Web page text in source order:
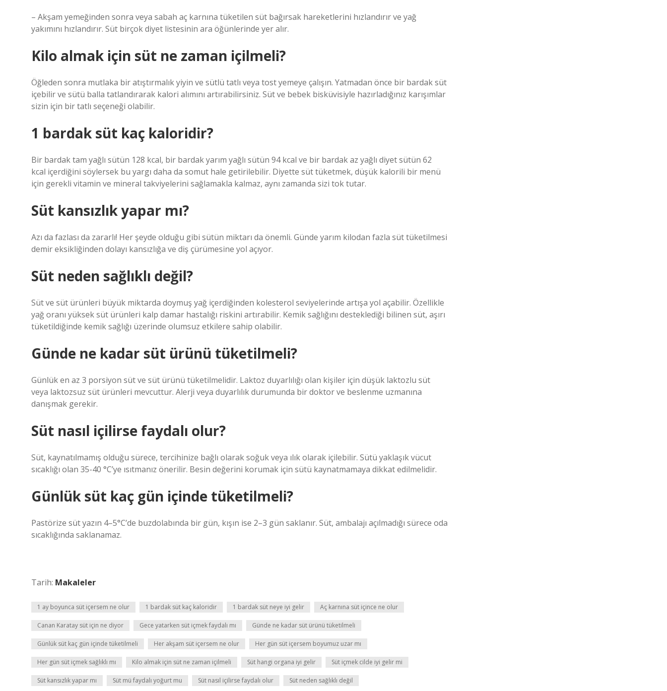
– Akşam yemeğinden sonra veya sabah aç karnına tüketilen süt bağırsak hareketlerini hızlandırır ve yağ
yakımını hızlandırır. Süt birçok diyet listesinin ara öğünlerinde yer alır.
Kilo almak için süt ne zaman içilmeli?
Öğleden sonra mutlaka bir atıştırmalık yiyin ve sütlü tatlı veya tost yemeye çalışın. Yatmadan önce bir bardak süt
içebilir ve sütü balla tatlandırarak kalori alımını artırabilirsiniz. Süt ve bebek bisküvisiyle hazırladığınız karışımlar
sizin için bir tatlı seçeneği olabilir.
1 bardak süt kaç kaloridir?
Bir bardak tam yağlı sütün 128 kcal, bir bardak yarım yağlı sütün 94 kcal ve bir bardak az yağlı diyet sütün 62
kcal içerdiğini söylersek bu yargı daha da somut hale getirilebilir. Diyette süt tüketmek, düşük kalorili bir menü
için gerekli vitamin ve mineral takviyelerini sağlamakla kalmaz, aynı zamanda sizi tok tutar.
Süt kansızlık yapar mı?
Azı da fazlası da zararlı! Her şeyde olduğu gibi sütün miktarı da önemli. Günde yarım kilodan fazla süt tüketilmesi
demir eksikliğinden dolayı kansızlığa ve diş çürümesine yol açıyor.
Süt neden sağlıklı değil?
Süt ve süt ürünleri büyük miktarda doymuş yağ içerdiğinden kolesterol seviyelerinde artışa yol açabilir. Özellikle
yağ oranı yüksek süt ürünleri kalp damar hastalığı riskini artırabilir. Kemik sağlığını desteklediği bilinen süt, aşırı
tüketildiğinde kemik sağlığı üzerinde olumsuz etkilere sahip olabilir.
Günde ne kadar süt ürünü tüketilmeli?
Günlük en az 3 porsiyon süt ve süt ürünü tüketilmelidir. Laktoz duyarlılığı olan kişiler için düşük laktozlu süt
veya laktozsuz süt ürünleri mevcuttur. Alerji veya duyarlılık durumunda bir doktor ve beslenme uzmanına
danışmak gerekir.
Süt nasıl içilirse faydalı olur?
Süt, kaynatılmamış olduğu sürece, tercihinize bağlı olarak soğuk veya ılık olarak içilebilir. Sütü yaklaşık vücut
sıcaklığı olan 35-40 °C’ye ısıtmanız önerilir. Besin değerini korumak için sütü kaynatmamaya dikkat edilmelidir.
Günlük süt kaç gün içinde tüketilmeli?
Pastörize süt yazın 4–5°C’de buzdolabında bir gün, kışın ise 2–3 gün saklanır. Süt, ambalajı açılmadığı sürece oda
sıcaklığında saklanamaz.
Tarih: Makaleler
1 ay boyunca süt içersem ne olur 1 bardak süt kaç kaloridir 1 bardak süt neye iyi gelir Aç karnına süt içince ne olur
Canan Karatay süt için ne diyor Gece yatarken süt içmek faydalı mı Günde ne kadar süt ürünü tüketilmeli
Günlük süt kaç gün içinde tüketilmeli Her akşam süt içersem ne olur Her gün süt içersem boyumuz uzar mı
Her gün süt içmek sağlıklı mı Kilo almak için süt ne zaman içilmeli Süt hangi organa iyi gelir Süt içmek cilde iyi gelir mi
Süt kansızlık yapar mı Süt mü faydalı yoğurt mu Süt nasıl içilirse faydalı olur Süt neden sağlıklı değil